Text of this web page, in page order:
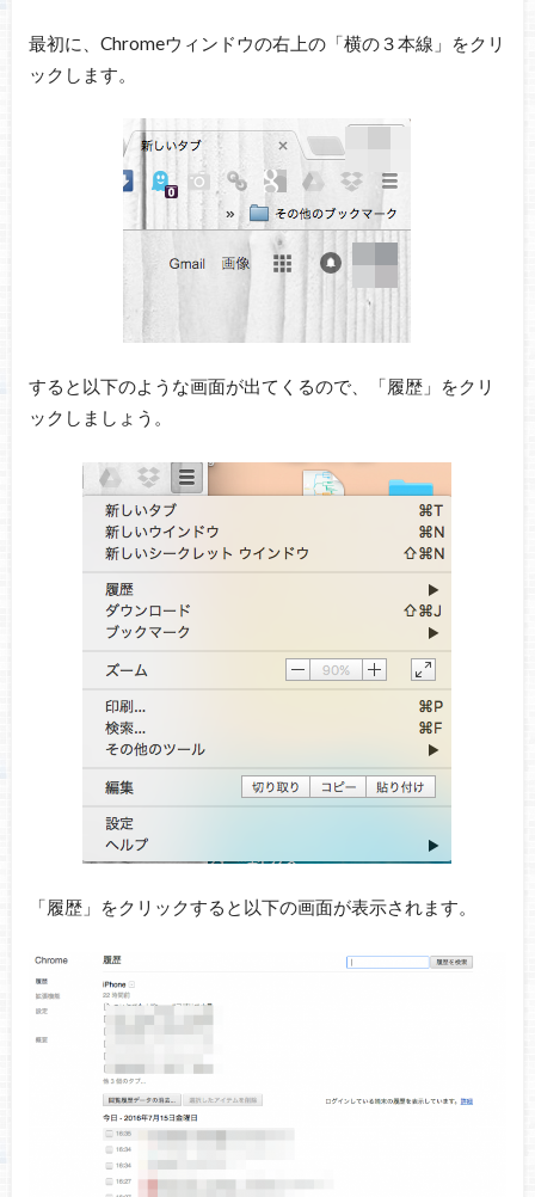
最初に、Chromeウィンドウの右上の「横の３本線」をクリ
ックします。
すると以下のような画面が出てくるので、「履歴」をクリ
ックしましょう。
「履歴」をクリックすると以下の画面が表示されます。